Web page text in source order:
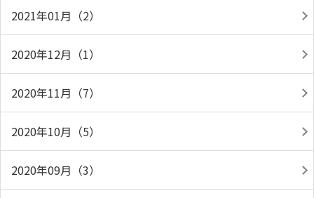
2021年01月（2）
2020年12月（1）
2020年11月（7）
2020年10月（5）
2020年09月（3）